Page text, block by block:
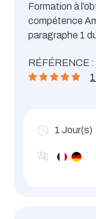
Formation à
compétence
paragraphe 1
Luxembourg
RÉFÉRENCE :
1 Jour(s)